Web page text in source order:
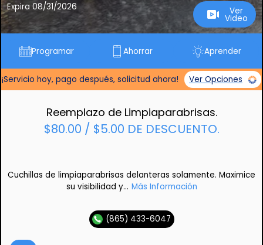
Expira 08/31/2026 Ver
Video
Programar Ahorrar Aprender
¡Servicio hoy, pago después, solicitud ahora! Ver Opciones
Reemplazo de Limpiaparabrisas.
$80.00 / $5.00 DE DESCUENTO.
Cuchillas de limpiaparabrisas delanteras solamente. Maximice
su visibilidad y... Más Información
(865) 433-6047